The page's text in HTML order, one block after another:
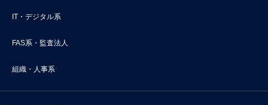
IT・デジタル系
FAS系・監査法人
組織・人事系